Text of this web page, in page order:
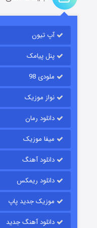
قسمت۶ (زیرنویس)
آپ تیون
پنل پیامک
ملودی 98
نواز موزیک
دانلود رمان
میفا موزیک
دانلود آهنگ
دانلود ریمکس
موزیک جدید پاپ
دانلود آهنگ جدید